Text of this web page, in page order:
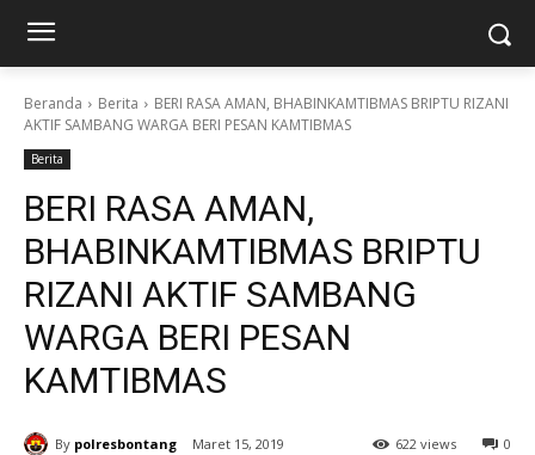
Beranda Berita
BERI RASA AMAN, BHABINKAMTIBMAS BRIPTU RIZANI
AKTIF SAMBANG WARGA BERI PESAN KAMTIBMAS
Berita
BERI RASA AMAN,
BHABINKAMTIBMAS BRIPTU
RIZANI AKTIF SAMBANG
WARGA BERI PESAN
KAMTIBMAS
By polresbontang Maret 15, 2019 0
622 views